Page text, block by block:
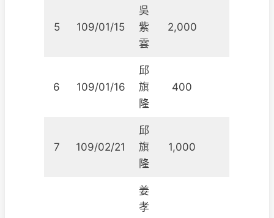
5 109/01/15
吳
紫
雲
2,000
6 109/01/16
邱
旗
隆
400
7 109/02/21
邱
旗
隆
1,000
姜
孝